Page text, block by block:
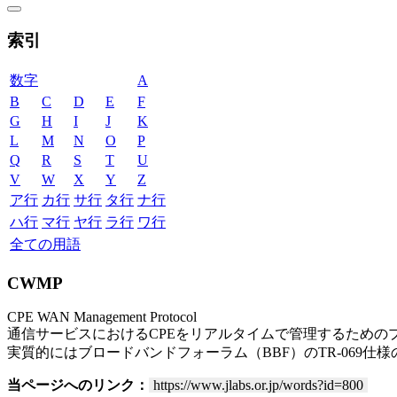
索引
数字
A
B
C D E
F
G
H I J
K
L
M N O
P
Q
R S T
U
V
W X Y
Z
ア行 カ行 サ行 タ行 ナ行
ハ行 マ行 ヤ行 ラ行 ワ行
全ての用語
CWMP
CPE WAN Management Protocol
通信サービスにおけるCPEをリアルタイムで管理するための
実質的にはブロードバンドフォーラム（BBF）のTR-069仕様
当ページへのリンク： https://www.jlabs.or.jp/words?id=800